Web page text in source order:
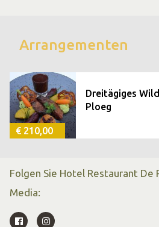
Arrangementen
€ 210,00
Dreitägiges
Ploeg
Folgen Sie Hotel Restaurant De
Media: